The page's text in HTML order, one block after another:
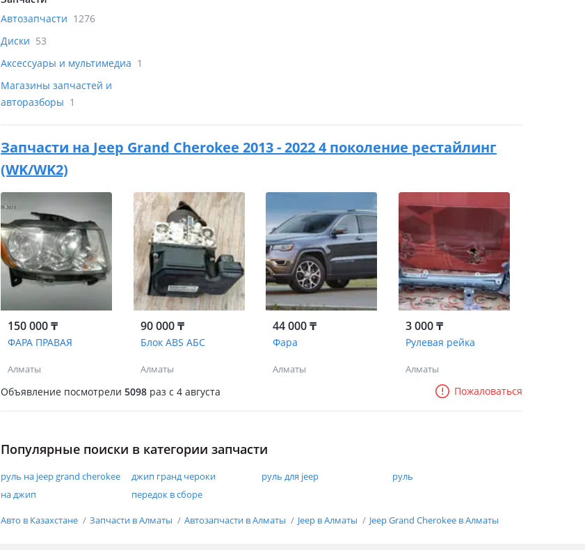
Автозапчасти 1276
Диски 53
Аксессуары и мультимедиа 1
Магазины запчастей и
авторазборы 1
Запчасти на Jeep Grand Cherokee 2013 - 2022 4 поколение рестайлинг
(WK/WK2)
150 000 ₸
ФАРА ПРАВАЯ
Алматы
90 000 ₸
Блок ABS АБС
Алматы
44 000 ₸
Фара
Алматы
3 000 ₸
Рулевая рейка
Алматы
Объявление посмотрели 5098 раз c 4 августа Пожаловаться
Популярные поиски в категории запчасти
руль на jeep grand cherokee джип гранд чероки руль для jeep
руль
на джип
передок в сборе
Авто в Казахстане Запчасти в Алматы Автозапчасти в Алматы Jeep в Алматы Jeep Grand Cherokee в Алматы